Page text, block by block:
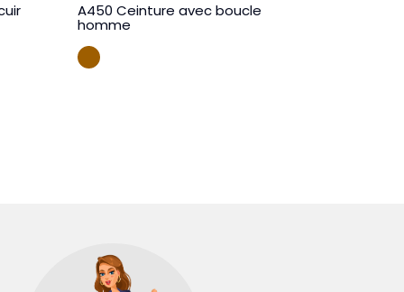
A450 Ceinture avec boucle
homme
CAMEL